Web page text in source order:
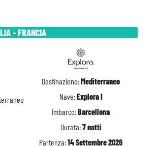
- FRANCIA
Destinazione:Mediterraneo
Nave:Explora I
Imbarco:Barcellona
Durata:7 notti
Partenza:14 Settembre 2026